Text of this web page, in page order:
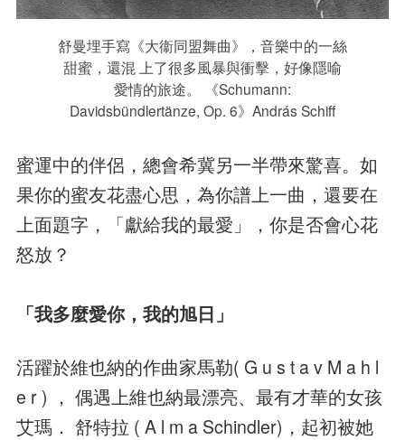
舒曼埋手寫《大衞同盟舞曲》，音樂中的一絲
甜蜜，還混 上了很多風暴與衝擊，好像隱喻
愛情的旅途。 《Schumann:
Davidsbündlertänze, Op. 6》András Schiff
蜜運中的伴侶，總會希冀另一半帶來驚喜。如
果你的蜜友花盡心思，為你譜上一曲，還要在
上面題字，「獻給我的最愛」，你是否會心花
怒放？
「我多麼愛你，我的旭日」
活躍於維也納的作曲家馬勒( G u s t a v M a h l
e r ) ， 偶遇上維也納最漂亮、最有才華的女孩
艾瑪． 舒特拉 ( A l m a Schindler)，起初被她